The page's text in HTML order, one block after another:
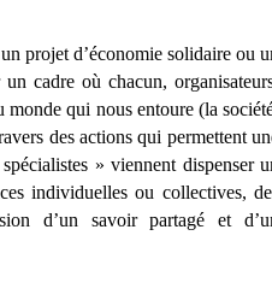
projet d’économie solidaire ou
cadre où chacun,
monde qui nous entoure (la
des actions qui permettent
» viennent dispenser
individuelles ou collectives,
d’un savoir partagé et